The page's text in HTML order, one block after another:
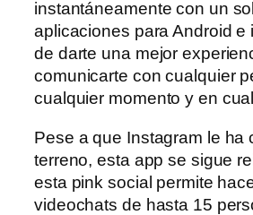
instantáneamente con un
aplicaciones para Android e
de darte una mejor
comunicarte con cualquier
cualquier momento y en
Pese a que Instagram le ha
terreno, esta app se sigue
esta pink social permite
videochats de hasta 15